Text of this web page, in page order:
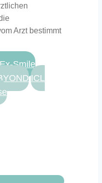
Arzt bestimmt
Smile
ICL